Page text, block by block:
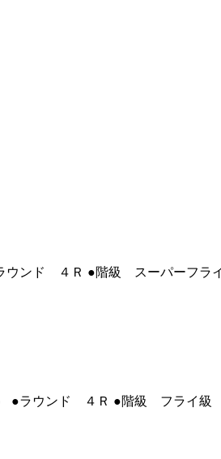
ウンド ４Ｒ ●階級 スーパーフラ
●ラウンド ４Ｒ ●階級 フライ級